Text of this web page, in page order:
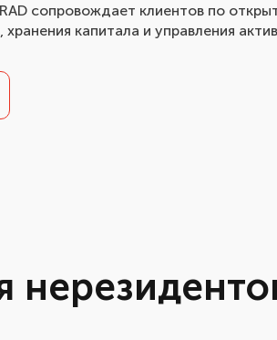
сопровождает клиентов по
капитала и управления